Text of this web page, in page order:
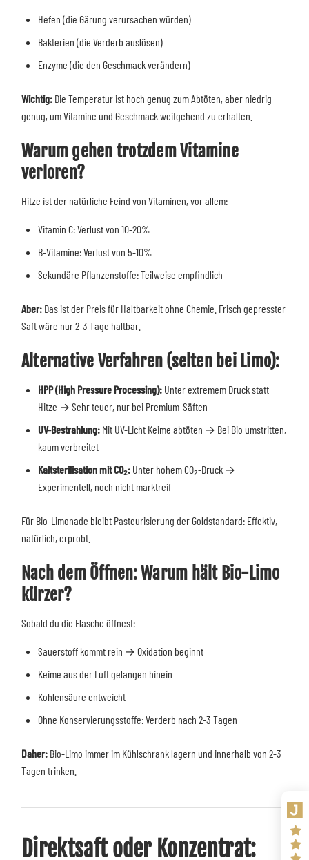
Hefen (die Gärung verursachen würden)
Bakterien (die Verderb auslösen)
Enzyme (die den Geschmack verändern)
Wichtig: Die Temperatur ist hoch genug zum Abtöten, aber niedrig
genug, um Vitamine und Geschmack weitgehend zu erhalten.
Warum gehen trotzdem Vitamine
verloren?
Hitze ist der natürliche Feind von Vitaminen, vor allem:
Vitamin C: Verlust von 10-20%
B-Vitamine: Verlust von 5-10%
Sekundäre Pflanzenstoffe: Teilweise empfindlich
Aber: Das ist der Preis für Haltbarkeit ohne Chemie. Frisch gepresster
Saft wäre nur 2-3 Tage haltbar.
Alternative Verfahren (selten bei Limo):
HPP (High Pressure Processing): Unter extremem Druck statt
Hitze → Sehr teuer, nur bei Premium-Säften
UV-Bestrahlung: Mit UV-Licht Keime abtöten → Bei Bio umstritten,
kaum verbreitet
Kaltsterilisation mit CO₂: Unter hohem CO₂-Druck →
Experimentell, noch nicht marktreif
Für Bio-Limonade bleibt Pasteurisierung der Goldstandard: Effektiv,
natürlich, erprobt.
Nach dem Öffnen: Warum hält Bio-Limo
kürzer?
Sobald du die Flasche öffnest:
Sauerstoff kommt rein → Oxidation beginnt
Keime aus der Luft gelangen hinein
Kohlensäure entweicht
Ohne Konservierungsstoffe: Verderb nach 2-3 Tagen
Daher: Bio-Limo immer im Kühlschrank lagern und innerhalb von 2-3
Tagen trinken.
Direktsaft oder Konzentrat: